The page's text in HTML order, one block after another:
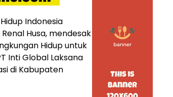
Indonesia
Husa, mendesak
Hidup untuk
Inti Global Laksana
di Kabupaten